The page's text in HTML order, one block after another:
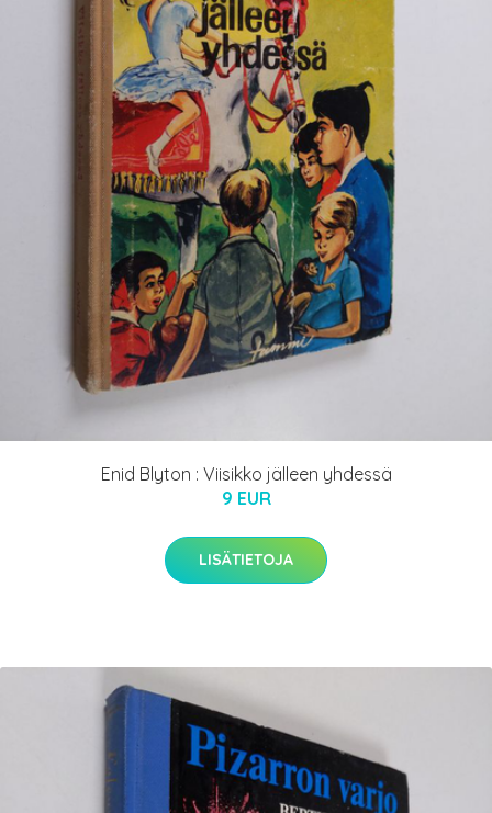
Enid Blyton : Viisikko jälleen yhdessä
9 EUR
LISÄTIETOJA